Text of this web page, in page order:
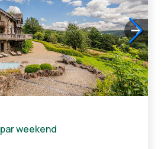
par weekend
1/5